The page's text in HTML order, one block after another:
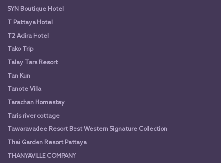
SYN Boutique Hotel
T Pattaya Hotel
T2 Adira Hotel
Tako Trip
Talay Tara Resort
Tan Kun
Tanote Villa
Tarachan Homestay
Taris river cottage
Tawaravadee Resort Best Western Signature Collection
Thai Garden Resort Pattaya
THANYAVILLE COMPANY